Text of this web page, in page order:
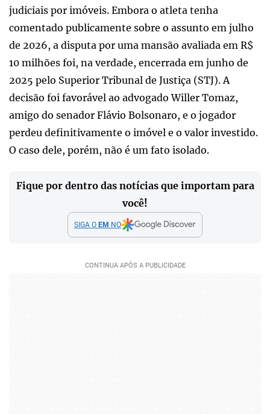
judiciais por imóveis. Embora o atleta tenha
comentado publicamente sobre o assunto em julho
de 2026, a disputa por uma mansão avaliada em R$
10 milhões foi, na verdade, encerrada em junho de
2025 pelo Superior Tribunal de Justiça (STJ). A
decisão foi favorável ao advogado Willer Tomaz,
amigo do senador Flávio Bolsonaro, e o jogador
perdeu definitivamente o imóvel e o valor investido.
O caso dele, porém, não é um fato isolado.
Fique por dentro das notícias que importam para
você!
SIGA O EM NO